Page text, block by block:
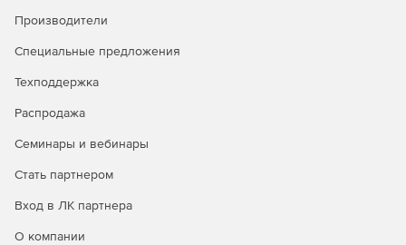
Производители
Специальные предложения
Техподдержка
Распродажа
Семинары и вебинары
Стать партнером
Вход в ЛК партнера
О компании